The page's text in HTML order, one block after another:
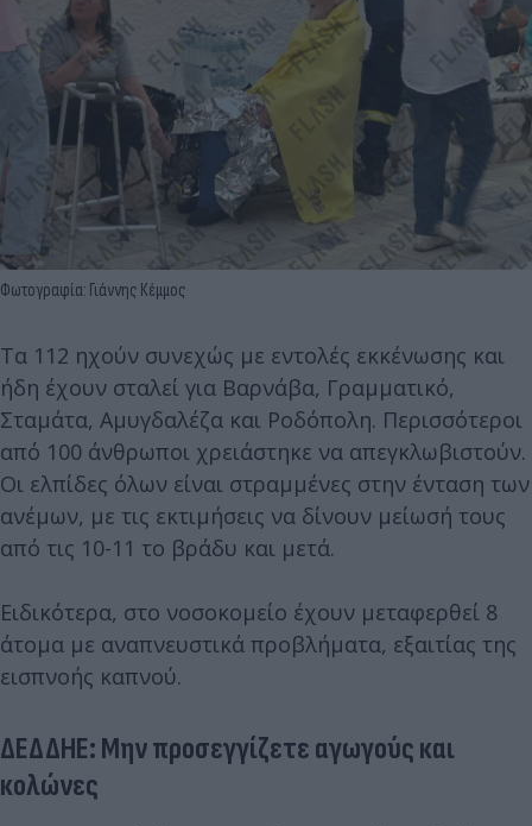
Φωτογραφία: Γιάννης Κέμμος
Τα 112 ηχούν συνεχώς με εντολές εκκένωσης και
ήδη έχουν σταλεί για Βαρνάβα, Γραμματικό,
Σταμάτα, Αμυγδαλέζα και Ροδόπολη. Περισσότεροι
από 100 άνθρωποι χρειάστηκε να απεγκλωβιστούν.
Οι ελπίδες όλων είναι στραμμένες στην ένταση των
ανέμων, με τις εκτιμήσεις να δίνουν μείωσή τους
από τις 10-11 το βράδυ και μετά.
Ειδικότερα, στο νοσοκομείο έχουν μεταφερθεί 8
άτομα με αναπνευστικά προβλήματα, εξαιτίας της
εισπνοής καπνού.
ΔΕΔΔΗΕ: Μην προσεγγίζετε αγωγούς και
κολώνες